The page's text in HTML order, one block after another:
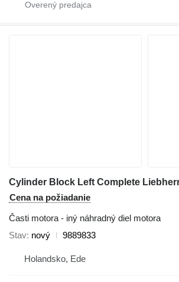
Cena na požiadanie
Časti motora - iný náhradný diel motora
Stav nový 9889833
Holandsko, Ede